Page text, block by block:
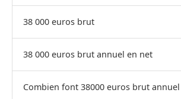
38 000 euros brut
38 000 euros brut annuel en net
Combien font 38000 euros brut annuel